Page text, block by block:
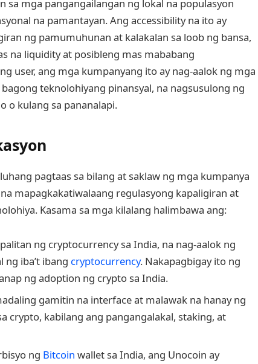
mga pangangailangan ng lokal na populasyon
na pamantayan. Ang accessibility na ito ay
ng pamumuhunan at kalakalan sa loob ng bansa,
na liquidity at posibleng mas mababang
user, ang mga kumpanyang ito ay nag-aalok ng mga
teknolohiyang pinansyal, na nagsusulong ng
o kulang sa pananalapi.
pagtaas sa bilang at saklaw ng mga kumpanya
mapagkakatiwalaang regulasyong kapaligiran at
Kasama sa mga kilalang halimbawa ang:
ng cryptocurrency sa India, na nag-aalok ng
iba’t ibang cryptocurrency. Nakapagbigay ito ng
ng adoption ng crypto sa India.
gamitin na interface at malawak na hanay ng
crypto, kabilang ang pangangalakal, staking, at
ng Bitcoin wallet sa India, ang Unocoin ay